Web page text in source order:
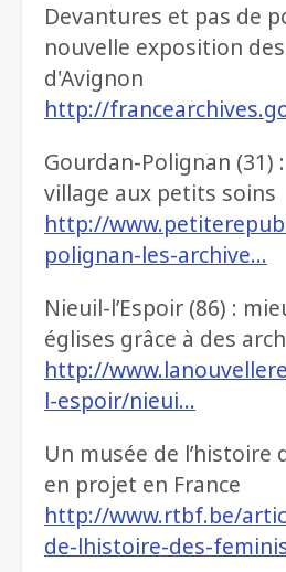
Devantures et pas de
nouvelle exposition
d'Avignon
http://
Gourdan-Polignan (31)
village aux petits soins
http://
polignan-les-archive…
Nieuil-l’Espoir (86) :
églises grâce à des
http://
l-espoir/nieui…
Un musée de l’histoire
en projet en France
http://www.rtbf.be/
de-lhistoire-des-